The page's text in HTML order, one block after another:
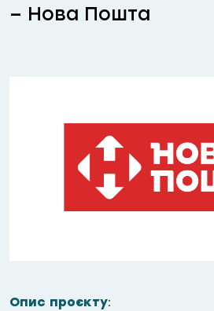
– Нова Пошта
Опис проєкту: